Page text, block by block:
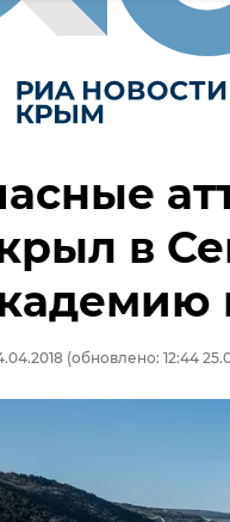
в
(обновлено: 12:44